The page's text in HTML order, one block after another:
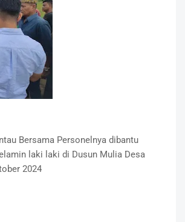
Bersama Personelnya dibantu
laki laki di Dusun Mulia Desa
2024